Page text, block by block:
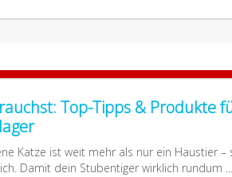
Top-Tipps & Produkte
Katze ist weit mehr als nur ein Haustier –
Damit dein Stubentiger wirklich rundum ...